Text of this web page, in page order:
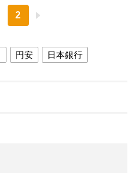
2
円安 日本銀行